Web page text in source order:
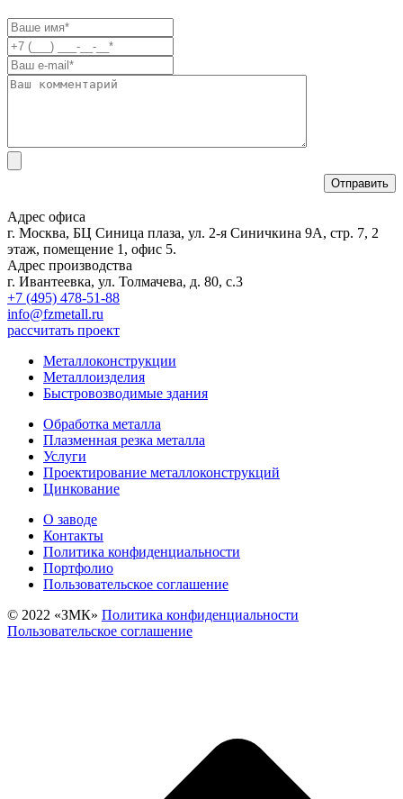
Адрес офиса
г. Москва, БЦ Синица плаза, ул. 2-я Синичкина 9А, стр. 7, 2
этаж, помещение 1, офис 5.
Адрес производства
г. Ивантеевка, ул. Толмачева, д. 80, с.3
+7 (495) 478-51-88
info@fzmetall.ru
рассчитать проект
Металлоконструкции
Металлоизделия
Быстровозводимые здания
Обработка металла
Плазменная резка металла
Услуги
Проектирование металлоконструкций
Цинкование
О заводе
Контакты
Политика конфиденциальности
Портфолио
Пользовательское соглашение
© 2022 «‎ЗМК»‎ Политика конфиденциальности
Пользовательское соглашение